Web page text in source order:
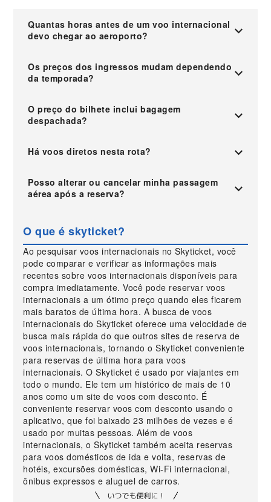
Quantas horas antes de um voo internacional
devo chegar ao aeroporto?
Os preços dos ingressos mudam dependendo
da temporada?
O preço do bilhete inclui bagagem
despachada?
Há voos diretos nesta rota?
Posso alterar ou cancelar minha passagem
aérea após a reserva?
O que é skyticket?
Ao pesquisar voos internacionais no Skyticket, você
pode comparar e verificar as informações mais
recentes sobre voos internacionais disponíveis para
compra imediatamente. Você pode reservar voos
internacionais a um ótimo preço quando eles ficarem
mais baratos de última hora. A busca de voos
internacionais do Skyticket oferece uma velocidade de
busca mais rápida do que outros sites de reserva de
voos internacionais, tornando o Skyticket conveniente
para reservas de última hora para voos
internacionais. O Skyticket é usado por viajantes em
todo o mundo. Ele tem um histórico de mais de 10
anos como um site de voos com desconto. É
conveniente reservar voos com desconto usando o
aplicativo, que foi baixado 23 milhões de vezes e é
usado por muitas pessoas. Além de voos
internacionais, o Skyticket também aceita reservas
para voos domésticos de ida e volta, reservas de
hotéis, excursões domésticas, Wi-Fi internacional,
ônibus expressos e aluguel de carros.